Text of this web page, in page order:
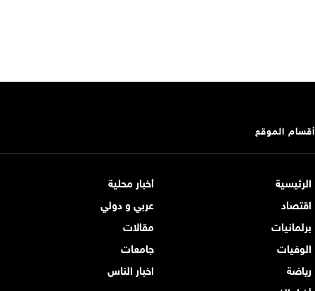
أقسام الموقع
الرئيسية
أخبار محلية
اقتصاد
عربي و دولي
برلمانيات
مقالات
الوفيات
جامعات
رياضة
اخبار الناس